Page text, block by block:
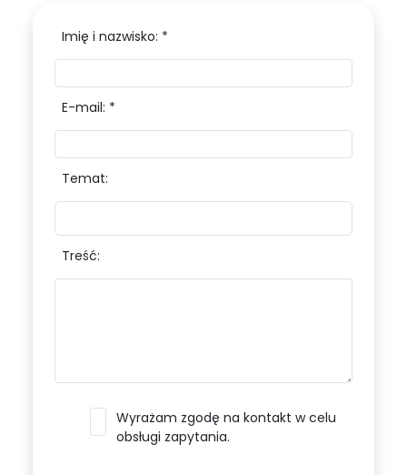
Imię i nazwisko: *
E-mail: *
Temat:
Treść:
Wyrażam zgodę na kontakt w celu
obsługi zapytania.